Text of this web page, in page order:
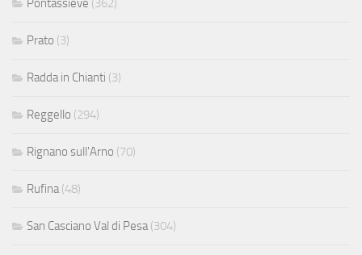
Pontassieve (362)
Prato (3)
Radda in Chianti (3)
Reggello (294)
Rignano sull'Arno (70)
Rufina(48)
San Casciano Val di Pesa(304)